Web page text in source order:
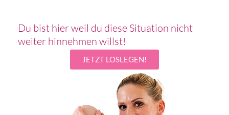
Du bist hier weil du diese Situation nicht
weiter hinnehmen willst!
JETZT LOSLEGEN!